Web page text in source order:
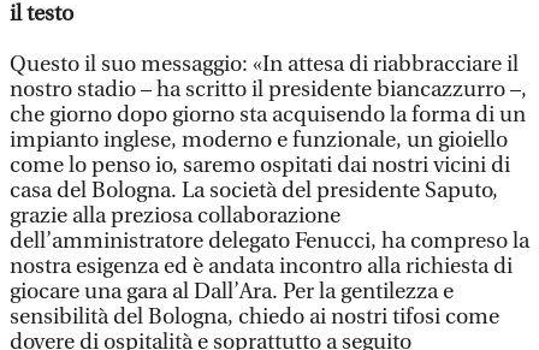
il testo
Questo il suo messaggio: «In attesa di riabbracciare il
nostro stadio – ha scritto il presidente biancazzurro –,
che giorno dopo giorno sta acquisendo la forma di un
impianto inglese, moderno e funzionale, un gioiello
come lo penso io, saremo ospitati dai nostri vicini di
casa del Bologna. La società del presidente Saputo,
grazie alla preziosa collaborazione
dell’amministratore delegato Fenucci, ha compreso la
nostra esigenza ed è andata incontro alla richiesta di
giocare una gara al Dall’Ara. Per la gentilezza e
sensibilità del Bologna, chiedo ai nostri tifosi come
dovere di ospitalità e soprattutto a seguito